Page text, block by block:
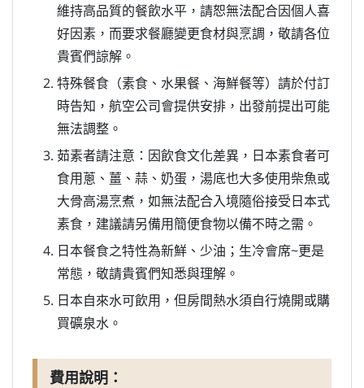
維持高品質的餐飲水平，請恕無法配合因個人喜
好因素，而要求餐廳變更食材與烹調，敬請各位
貴賓們諒解。
特殊餐食（素食、水果餐、海鮮餐等）請於付訂
時告知，航空公司會提供安排，出發前提出可能
無法調整。
茹素者請注意：因飲食文化差異，日本素食者可
食用蔥、薑、蒜、奶蛋，湯底也大多使用柴魚或
大骨高湯烹煮，如無法配合入境隨俗接受日本式
素食，建議請另備用簡便食物以備不時之需。
日本餐食之特性為新鮮、少油；生冷會席~更是
常態，敬請貴賓們知悉與理解。
日本自來水可飲用，但房間熱水須自行燒開或購
買礦泉水。
費用說明：